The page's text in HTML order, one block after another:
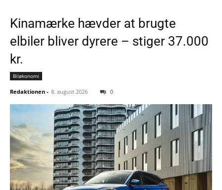
Kinamærke hævder at brugte
elbiler bliver dyrere – stiger 37.000
kr.
Biløkonomi
Redaktionen - 8. august 2026 0